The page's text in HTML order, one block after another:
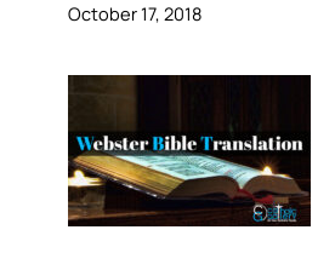
October 17, 2018